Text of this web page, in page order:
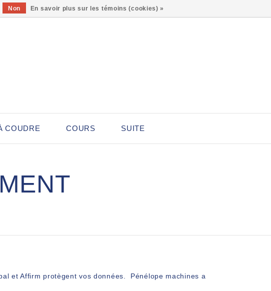
COUDRE COURS SUITE
et Affirm protègent vos données. Pénélope machines a
Non En savoir plus sur les témoins (cookies) »